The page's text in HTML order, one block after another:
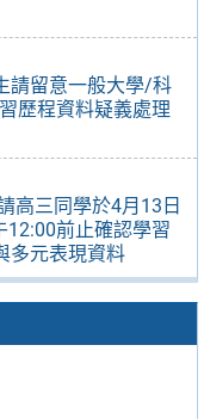
請留意一般大學/科
歷程資料疑義處理
高三同學於4月13日
12:00前止確認學習
多元表現資料